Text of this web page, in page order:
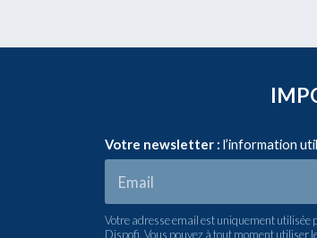
Votre newsletter : l’information
Votre adresse email est uniquement utilisée
Dispofi. Vous pouvez à tout moment utiliser